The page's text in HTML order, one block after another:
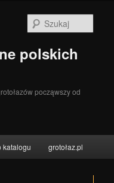
polskich
począwszy od
katalogu grotołaz.pl